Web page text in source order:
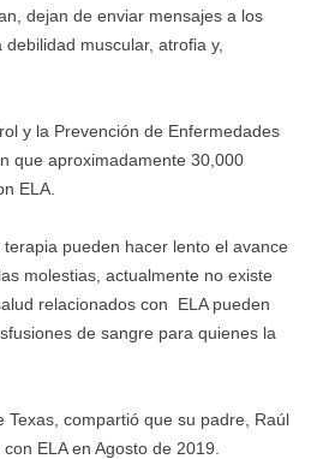
dejan de enviar mensajes a los
muscular, atrofia y,
y la Prevención de Enfermedades
que aproximadamente 30,000
ELA.
pueden hacer lento el avance
molestias, actualmente no existe
relacionados con ELA pueden
de sangre para quienes la
Texas, compartió que su padre, Raúl
ELA en Agosto de 2019.